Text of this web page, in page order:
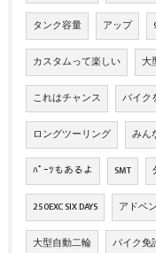
タンク容量 アップ
カスタムって楽しい 大
これはチャンス バイク
ロングツーリング みん
ﾊﾟｰﾂもあるよ SMT
250EXC SIX DAYS アドベ
大型自動二輪 バイク免